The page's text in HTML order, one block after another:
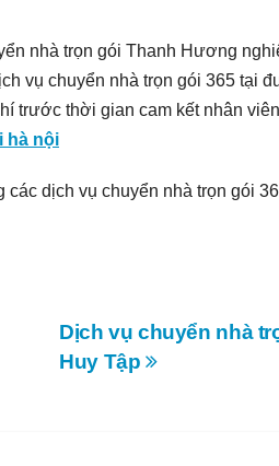
nhà trọn gói Thanh Hương
vụ chuyển nhà trọn gói 365 tại
trước thời gian cam kết nhân
hà nội
dịch vụ chuyển nhà trọn gói
Dịch vụ chuyển nhà
Huy Tập